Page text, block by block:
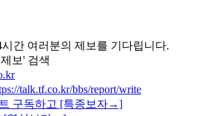
간 여러분의 제보를 기다립니다.
보' 검색
talk.tf.co.kr/bbs/report/write
구독하고 [특종보자→]